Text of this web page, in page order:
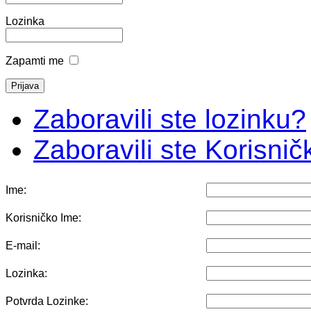
Lozinka
Zapamti me
Zaboravili ste lozinku?
Zaboravili ste
Ime:
Korisničko Ime:
E-mail:
Lozinka:
Potvrda Lozinke: